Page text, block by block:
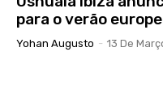
para o verão
Yohan Augusto - 13 De